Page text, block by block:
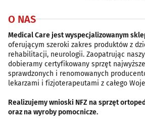
O NAS
Medical Carejest wyspecjalizowanym
oferującym szeroki zakres produktów z
rehabilitacji, neurologii. Zaopatrując
dobieramy certyfikowany sprzęt
sprawdzonych i renomowanych
lekarzami i fizjoterapeutami z całego
Realizujemy wnioski NFZ na sprzęt
oraz na wyroby pomocnicze.